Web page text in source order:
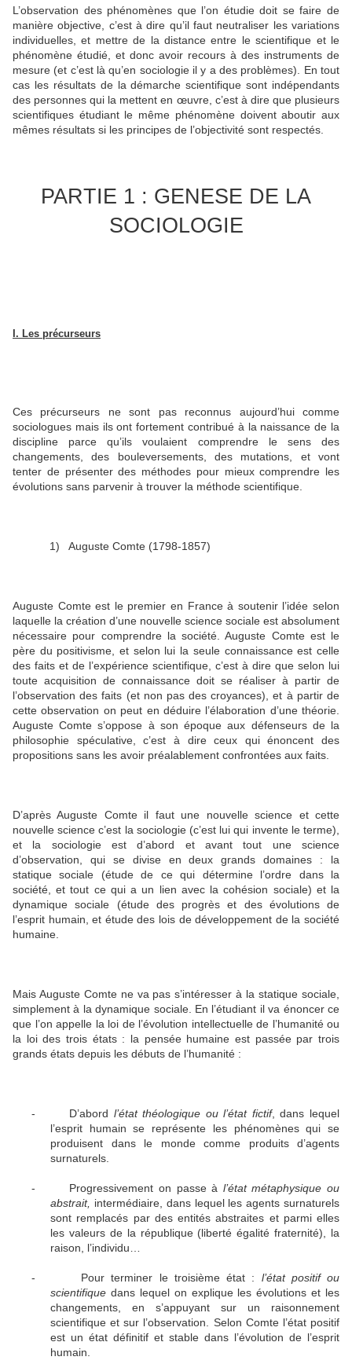
L’observation des phénomènes que l’on étudie doit se faire de
manière objective, c’est à dire qu’il faut neutraliser les variations
individuelles, et mettre de la distance entre le scientifique et le
phénomène étudié, et donc avoir recours à des instruments de
mesure (et c’est là qu’en sociologie il y a des problèmes). En tout
cas les résultats de la démarche scientifique sont indépendants
des personnes qui la mettent en œuvre, c’est à dire que plusieurs
scientifiques étudiant le même phénomène doivent aboutir aux
mêmes résultats si les principes de l’objectivité sont respectés.
PARTIE 1 : GENESE DE LA
SOCIOLOGIE
I. Les précurseurs
Ces précurseurs ne sont pas reconnus aujourd’hui comme
sociologues mais ils ont fortement contribué à la naissance de la
discipline parce qu’ils voulaient comprendre le sens des
changements, des bouleversements, des mutations, et vont
tenter de présenter des méthodes pour mieux comprendre les
évolutions sans parvenir à trouver la méthode scientifique.
1) Auguste Comte (1798-1857)
Auguste Comte est le premier en France à soutenir l’idée selon
laquelle la création d’une nouvelle science sociale est absolument
nécessaire pour comprendre la société. Auguste Comte est le
père du positivisme, et selon lui la seule connaissance est celle
des faits et de l’expérience scientifique, c’est à dire que selon lui
toute acquisition de connaissance doit se réaliser à partir de
l’observation des faits (et non pas des croyances), et à partir de
cette observation on peut en déduire l’élaboration d’une théorie.
Auguste Comte s’oppose à son époque aux défenseurs de la
philosophie spéculative, c’est à dire ceux qui énoncent des
propositions sans les avoir préalablement confrontées aux faits.
D’après Auguste Comte il faut une nouvelle science et cette
nouvelle science c’est la sociologie (c’est lui qui invente le terme),
et la sociologie est d’abord et avant tout une science
d’observation, qui se divise en deux grands domaines : la
statique sociale (étude de ce qui détermine l’ordre dans la
société, et tout ce qui a un lien avec la cohésion sociale) et la
dynamique sociale (étude des progrès et des évolutions de
l’esprit humain, et étude des lois de développement de la société
humaine.
Mais Auguste Comte ne va pas s’intéresser à la statique sociale,
simplement à la dynamique sociale. En l’étudiant il va énoncer ce
que l’on appelle la loi de l’évolution intellectuelle de l’humanité ou
la loi des trois états : la pensée humaine est passée par trois
grands états depuis les débuts de l’humanité :
- D’abord l’état théologique ou l’état fictif, dans lequel
l’esprit humain se représente les phénomènes qui se
produisent dans le monde comme produits d’agents
surnaturels.
- Progressivement on passe à l’état métaphysique ou
abstrait, intermédiaire, dans lequel les agents surnaturels
sont remplacés par des entités abstraites et parmi elles
les valeurs de la république (liberté égalité fraternité), la
raison, l’individu…
- Pour terminer le troisième état : l’état positif ou
scientifique dans lequel on explique les évolutions et les
changements, en s’appuyant sur un raisonnement
scientifique et sur l’observation. Selon Comte l’état positif
est un état définitif et stable dans l’évolution de l’esprit
humain.